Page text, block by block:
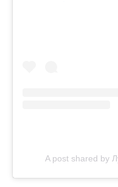
A post shared by